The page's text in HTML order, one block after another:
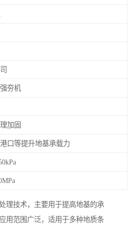
夯机
加固
口等提升地基承载力
理技术，主要用于提高地基的承
用范围广泛，适用于多种地质条